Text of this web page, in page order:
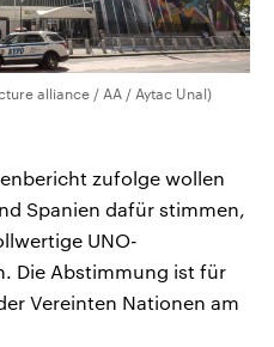
alliance / AA / Aytac Unal)
zufolge wollen
Spanien dafür stimmen,
UNO-
Die Abstimmung ist für
Vereinten Nationen am